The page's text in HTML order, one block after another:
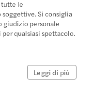
le
Si consiglia
giudizio personale
qualsiasi spettacolo.
Leggi di più